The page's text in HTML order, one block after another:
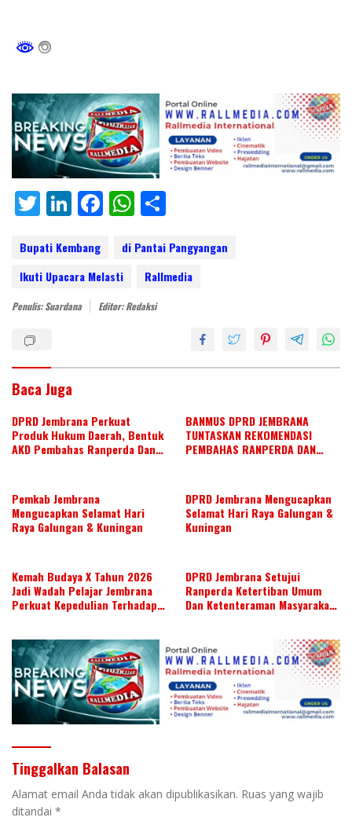
T
itt
er
Li
k
e
dI
F
b
o
W
at
s
A
ar
e
Bupati Kembang
di Pantai Pangyangan
Ikuti Upacara Melasti
Rallmedia
Penulis: Suardana Editor: Redaksi
Baca Juga
DPRD Jembrana Perkuat
Produk Hukum Daerah, Bentuk
AKD Pembahas Ranperda Dan
BANMUS DPRD JEMBRANA
TUNTASKAN REKOMENDASI
PEMBAHAS RANPERDA DAN
Pemkab Jembrana
Mengucapkan Selamat Hari
Raya Galungan & Kuningan
DPRD Jembrana Mengucapkan
Selamat Hari Raya Galungan &
Kuningan
Kemah Budaya X Tahun 2026
Jadi Wadah Pelajar Jembrana
Perkuat Kepedulian Terhadap
DPRD Jembrana Setujui
Ranperda Ketertiban Umum
Dan Ketenteraman Masyarakat
Tinggalkan Balasan
Alamat email Anda tidak akan dipublikasikan. Ruas yang wajib
ditandai *